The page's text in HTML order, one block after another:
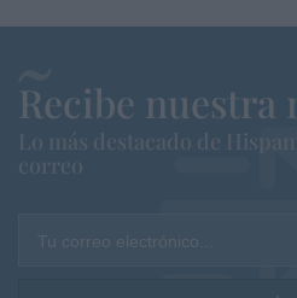
Recibe nuestra
Lo más destacado de
correo
Tu correo electrónico...